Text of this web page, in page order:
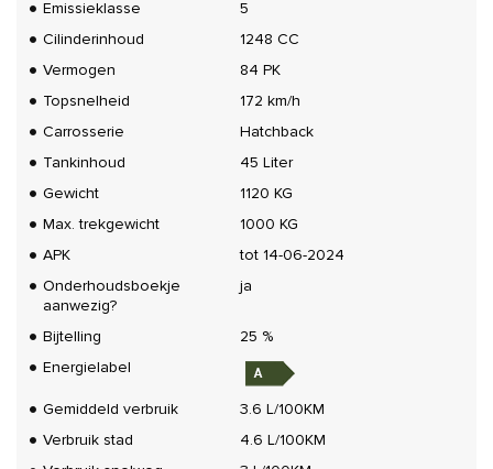
Emissieklasse
5
Cilinderinhoud
1248 CC
Vermogen
84 PK
Topsnelheid
172 km/h
Carrosserie
Hatchback
Tankinhoud
45 Liter
Gewicht
1120 KG
Max. trekgewicht
1000 KG
APK
tot 14-06-2024
Onderhoudsboekje
aanwezig?
ja
Bijtelling
25 %
Energielabel
Gemiddeld verbruik
3.6 L/100KM
Verbruik stad
4.6 L/100KM